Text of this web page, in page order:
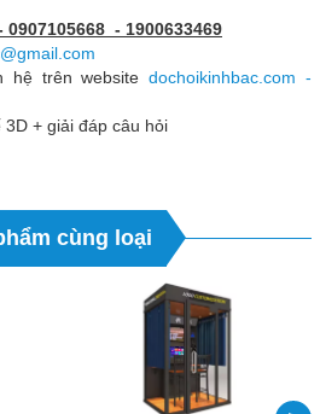
0907105668 - 1900633469
hệ trên websitedochoikinhbac.com -
+ giải đáp câu hỏi
cùng loại